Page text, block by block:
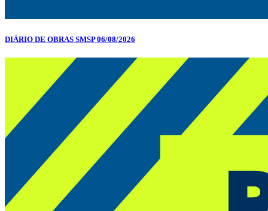
DIÁRIO DE OBRAS SMSP 06/08/2026